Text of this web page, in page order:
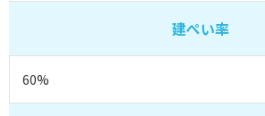
建ぺい率
60%